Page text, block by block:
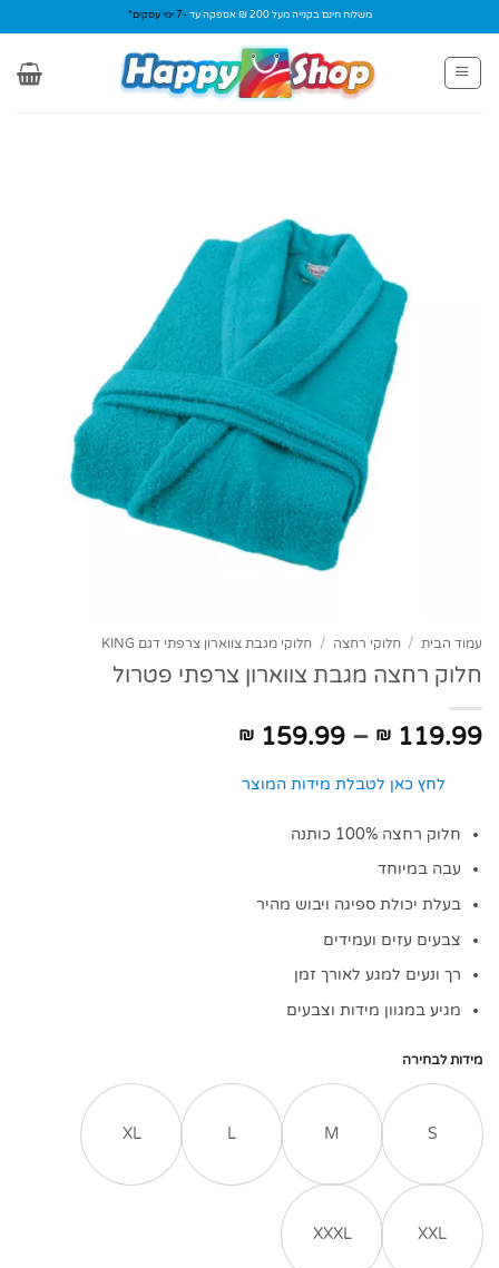
to
content
משלוח חינם בקנייה מעל 200 ₪ אספקה עד -7 ימי עסקים*
עמוד הבית / חלוקי רחצה / חלוקי מגבת צווארון צרפתי דגם KING
חלוק רחצה מגבת צווארון צרפתי פטרול
₪ 119.99
–
₪ 159.99
לחץ כאן לטבלת מידות המוצר
חלוק רחצה 100% כותנה
עבה במיוחד
בעלת יכולת ספיגה ויבוש מהיר
צבעים עזים ועמידים
רך ונעים למגע לאורך זמן
מגיע במגוון מידות וצבעים
מידות לבחירה
S
M
L
XL
XXL
XXXL